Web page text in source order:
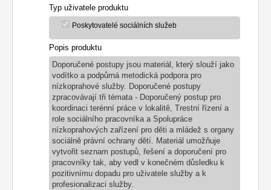
Typ uživatele produktu
Poskytovatelé sociálních služeb
Popis produktu
Doporučené postupy jsou materiál, který slouží jako
vodítko a podpůrná metodická podpora pro
nízkoprahové služby. Doporučené postupy
zpracovávají tři témata - Doporučený postup pro
koordinaci terénní práce v lokalitě, Trestní řízení a
role sociálního pracovníka a Spolupráce
nízkoprahových zařízení pro děti a mládež s organy
sociálně právní ochrany dětí. Materiál umožňuje
vytvořit seznam postupů, řešení a doporučení pro
pracovníky tak, aby vedl v konečném důsledku k
pozitivnímu dopadu pro uživatele služby a k
profesionalizaci služby.